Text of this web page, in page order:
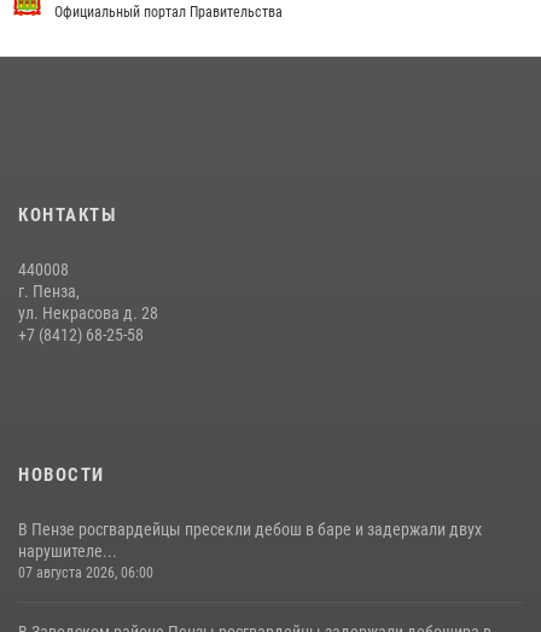
этапу «Зарницы 2.0» (видео)
сборов «Гвардеец» с вооружением и техникой Росгвардии
Начальник Управления Росгвардии по Пензенской области Павел
Пучков посетил 55-й Всероссийский Лермонтовский праздник
Официальный портал Правительства
КОНТАКТЫ
440008
г. Пенза,
ул. Некрасова д. 28
+7 (8412) 68-25-58
НОВОСТИ
В Пензе росгвардейцы пресекли дебош в баре и задержали двух
нарушителе...
07 августа 2026, 06:00